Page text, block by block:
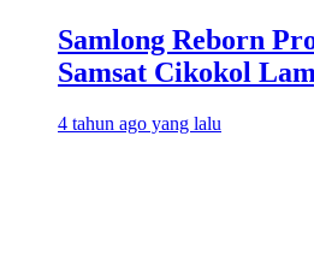
Samlong Reborn
Samsat Cikokol
4 tahun ago yang lalu